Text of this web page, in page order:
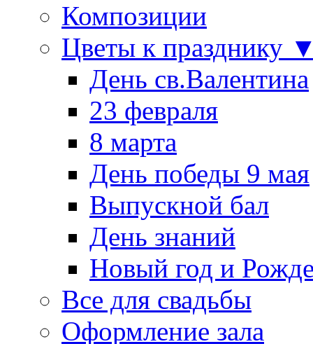
Композиции
Цветы к празднику
День св.Валентина
23 февраля
8 марта
День победы 9 мая
Выпускной бал
День знаний
Новый год и
Все для свадьбы
Оформление зала